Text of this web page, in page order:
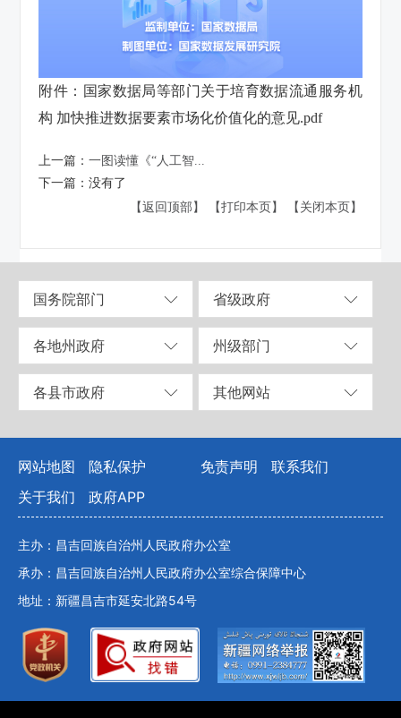
附件： 国家数据局等部门关于培育数据流通服务机
构 加快推进数据要素市场化价值化的意见.pdf
上一篇：一图读懂《“人工智...
下一篇：没有了
【返回顶部】
【打印本页】 【关闭本页】
国务院部门 省级政府
各地州政府 州级部门
各县市政府 其他网站
网站地图 隐私保护 免责声明
联系我们
关于我们
政府APP
主办：昌吉回族自治州人民政府办公室
承办：昌吉回族自治州人民政府办公室综合保障中心
地址：新疆昌吉市延安北路54号